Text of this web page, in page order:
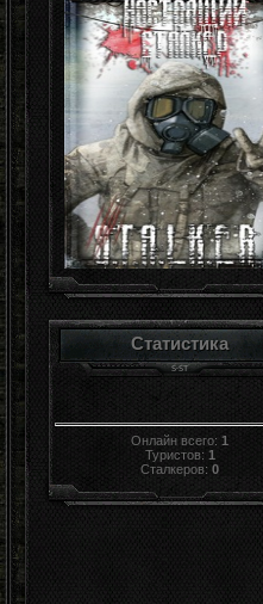
Статистика
Онлайн всего:1
Туристов: 1
Сталкеров:0